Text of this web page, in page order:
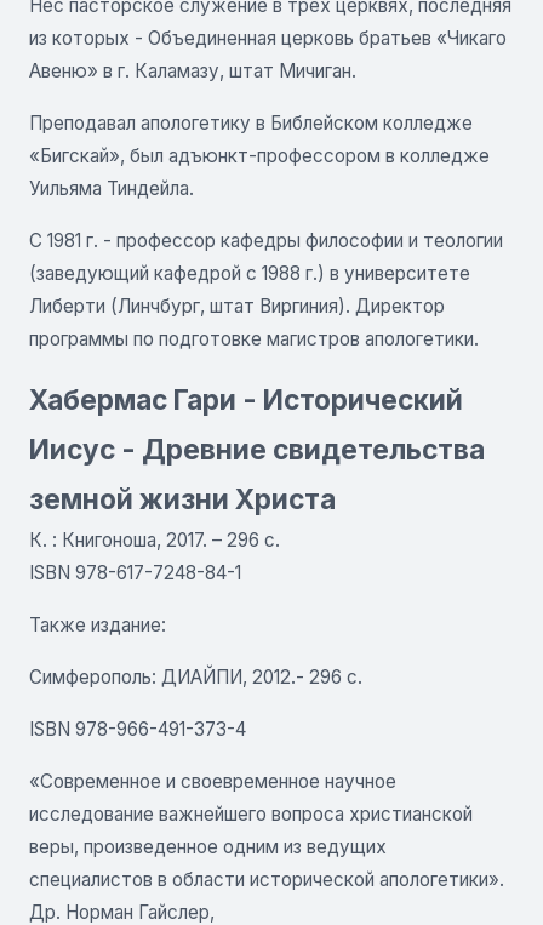
Нес пасторское служение в трех церквях, последняя
из которых - Объединенная церковь братьев «Чикаго
Авеню» в г. Каламазу, штат Мичиган.
Преподавал апологетику в Библейском колледже
«Бигскай», был адъюнкт-профессором в колледже
Уильяма Тиндейла.
С 1981 г. - профессор кафедры философии и теологии
(заведующий кафедрой с 1988 г.) в университете
Либерти (Линчбург, штат Виргиния). Директор
программы по подготовке магистров апологетики.
Хабермас Гари - Исторический
Иисус - Древние свидетельства
земной жизни Христа
К. : Книгоноша, 2017. – 296 с.
ISBN 978-617-7248-84-1
Также издание:
Симферополь: ДИАЙПИ, 2012.- 296 с.
ISBN 978-966-491-373-4
«Современное и своевременное научное
исследование важнейшего вопроса христианской
веры, произведенное одним из ведущих
специалистов в области исторической апологетики».
Др. Норман Гайслер,